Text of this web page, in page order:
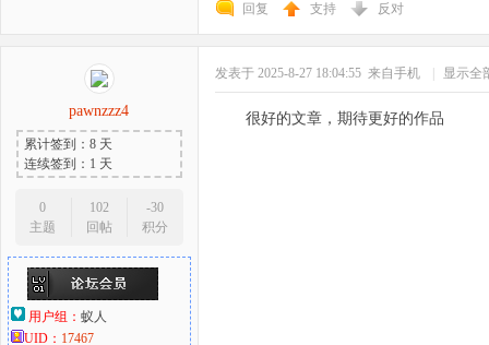
回复 支持 反对
pawnzzz4
累计签到：8 天
连续签到：1 天
0
主题
102
回帖
-30
积分
用户组： 蚁人
UID： 17467
发表于 2025-8-27 18:04:55 来自手机 显示全
很好的文章，期待更好的作品